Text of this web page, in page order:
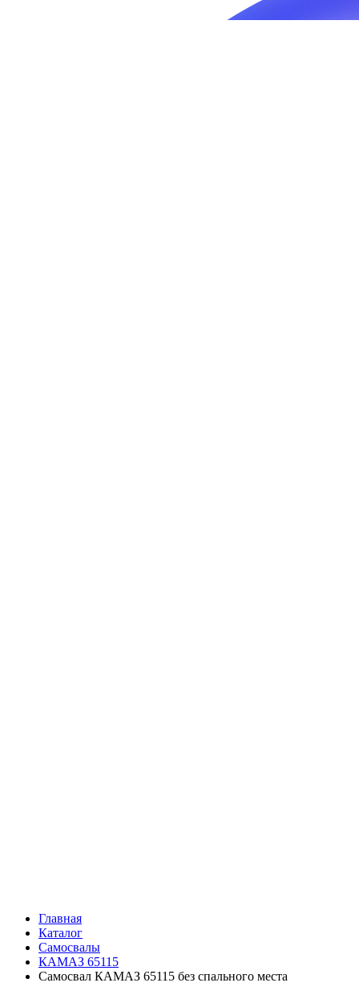
Главная
Каталог
Самосвалы
КАМАЗ 65115
Самосвал КАМАЗ 65115 без спального места